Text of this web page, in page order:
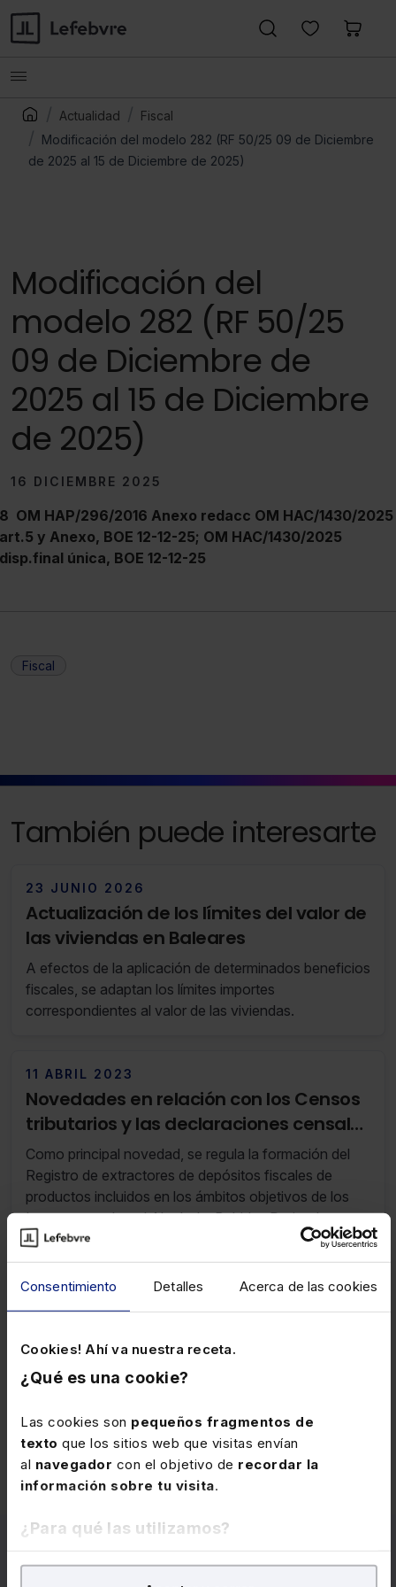
Consentimiento Detalles Acerca de las cookies
Cookies! Ahí va nuestra receta.
¿Qué es una cookie?
Las cookies son pequeños fragmentos de
texto que los sitios web que visitas envían
al navegador con el objetivo de recordar la
información sobre tu visita.
¿Para qué las utilizamos?
En Lefebvre utilizamos las cookies confines
Actualidad
Fiscal
Modificación del modelo 282 (RF 50/25 09 de Diciembre
de 2025 al 15 de Diciembre de 2025)
Modificación del
modelo 282 (RF 50/25
09 de Diciembre de
2025 al 15 de Diciembre
de 2025)
16 DICIEMBRE 2025
8 OM HAP/296/2016 Anexo redacc OM HAC/1430/2025
art.5 y Anexo, BOE 12-12-25; OM HAC/1430/2025
disp.final única, BOE 12-12-25
Fiscal
También puede interesarte
23 JUNIO 2026
Actualización de los límites del valor de
las viviendas en Baleares
A efectos de la aplicación de determinados beneficios
fiscales, se adaptan los límites importes
correspondientes al valor de las viviendas.
11 ABRIL 2023
Novedades en relación con los Censos
tributarios y las declaraciones censales
(RF 14/23 04 de Abril de 2023 al 10 de
Abril de 2023)
Como principal novedad, se regula la formación del
Registro de extractores de depósitos fiscales de
productos incluidos en los ámbitos objetivos de los
Impuestos sobre el Alcohol y Bebidas Derivadas o
sobre Hidrocarburos.
método de estimación objetiva del IRPF
Para el año 2026, el plazo de renuncia al método de
revocación, es desde el 25-12-2025 hasta el 31-1-
2026.
Inscríbete en nuestra alerta